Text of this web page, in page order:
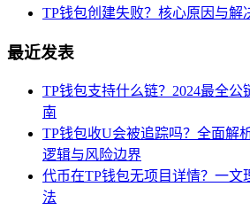
TP钱包创建失败？核心原因与解
最近发表
TP钱包支持什么链？2024最全公
南
TP钱包收U会被追踪吗？全面解
逻辑与风险边界
代币在TP钱包无项目详情？一文
法